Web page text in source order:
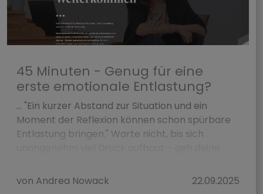
45 Minuten - Genug für eine
erste emotionale Entlastung?
... "Ein kurzer Abstand zur Situation und ein
Moment der Reflexion können schon spürbare
Entlastung bringen." Warte nicht, bis sich
von Andrea Nowack
22.09.2025